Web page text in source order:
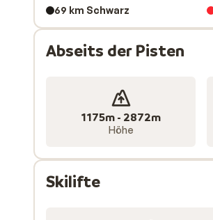
69 km Schwarz
Abseits der Pisten
1175m - 2872m
Höhe
Skilifte